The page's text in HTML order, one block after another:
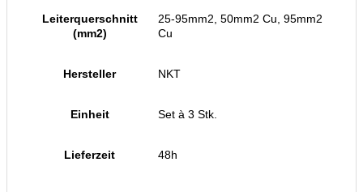
Leiterquerschnitt
(mm2)
25-95mm2, 50mm2 Cu, 95mm2
Cu
Hersteller NKT
Einheit Set à 3 Stk.
Lieferzeit 48h